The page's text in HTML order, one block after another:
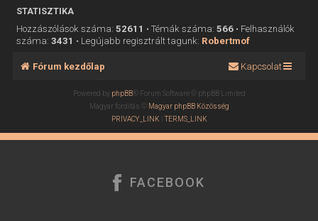
STATISZTIKA
Hozzászólások száma: 52611 • Témák száma: 566• Felhasználók
száma: 3431 • Legújabb regisztrált tagunk: Robertmof
Fórum kezdőlap Kapcsolat
Powered by phpBB® Forum Software © phpBB Limited
Magyar fordítás © Magyar phpBB Közösség
PRIVACY_LINK |TERMS_LINK
FACEBOOK